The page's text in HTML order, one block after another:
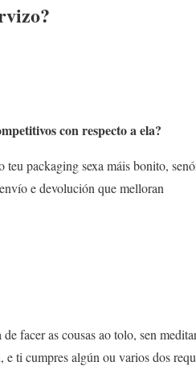
con respecto a ela?
packaging sexa máis bonito,
e devolución que melloran
facer as cousas ao tolo, sen
e ti cumpres algún ou varios dos